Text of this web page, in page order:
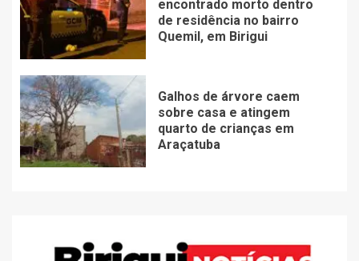
encontrado morto dentro
de residência no bairro
Quemil, em Birigui
Galhos de árvore caem
sobre casa e atingem
quarto de crianças em
Araçatuba